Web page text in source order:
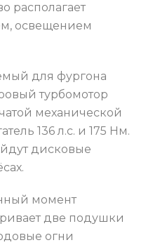
располагает
освещением
для фургона
турбомотор
механической
136 л.с. и 175 Нм.
дисковые
момент
две подушки
огни